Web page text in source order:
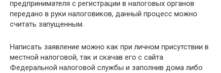
предпринимателя с регистрации в налоговых органов
передано в руки налоговиков, данный процесс можно
считать запущенным.
Написать заявление можно как при личном присутствии в
местной налоговой, так и скачав его с сайта
Федеральной налоговой службы и заполнив дома либо